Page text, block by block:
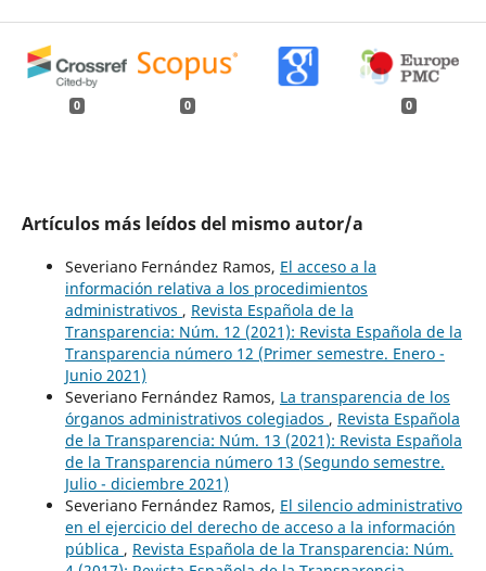
0 0 0
Artículos más leídos del mismo autor/a
Severiano Fernández Ramos, El acceso a la
información relativa a los procedimientos
administrativos , Revista Española de la
Transparencia: Núm. 12 (2021): Revista Española de la
Transparencia número 12 (Primer semestre. Enero -
Junio 2021)
Severiano Fernández Ramos, La transparencia de los
órganos administrativos colegiados , Revista Española
de la Transparencia: Núm. 13 (2021): Revista Española
de la Transparencia número 13 (Segundo semestre.
Julio - diciembre 2021)
Severiano Fernández Ramos, El silencio administrativo
en el ejercicio del derecho de acceso a la información
pública , Revista Española de la Transparencia: Núm.